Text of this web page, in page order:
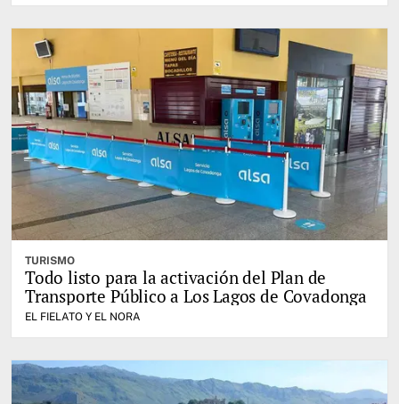
TURISMO
Todo listo para la activación del Plan de
Transporte Público a Los Lagos de Covadonga
EL FIELATO Y EL NORA